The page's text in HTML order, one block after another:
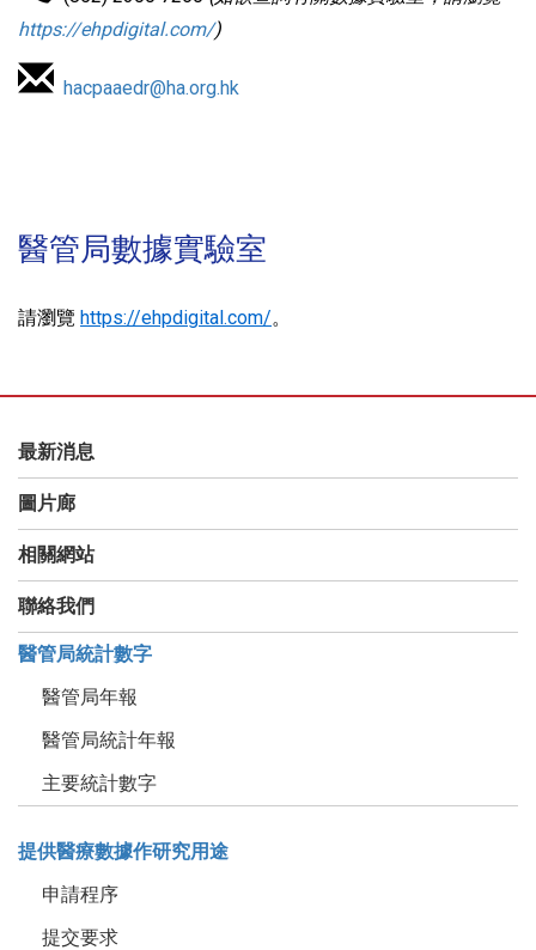
https://ehpdigital.com/)
hacpaaedr@ha.org.hk
醫管局數據實驗室
請瀏覽 https://ehpdigital.com/。
最新消息
圖片廊
相關網站
聯絡我們
醫管局統計數字
醫管局年報
醫管局統計年報
主要統計數字
提供醫療數據作研究用途
申請程序
提交要求